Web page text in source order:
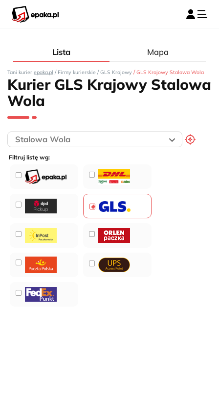
Lista Mapa
Tani kurier epaka.pl / Firmy kurierskie / GLS Krajowy / GLS Krajowy Stalowa Wola
Kurier GLS Krajowy Stalowa
Wola
Filtruj listę wg: